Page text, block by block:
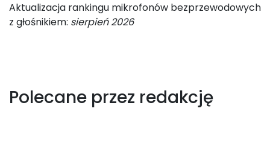
Aktualizacja rankingu mikrofonów bezprzewodowych
z głośnikiem: sierpień 2026
Polecane przez redakcję